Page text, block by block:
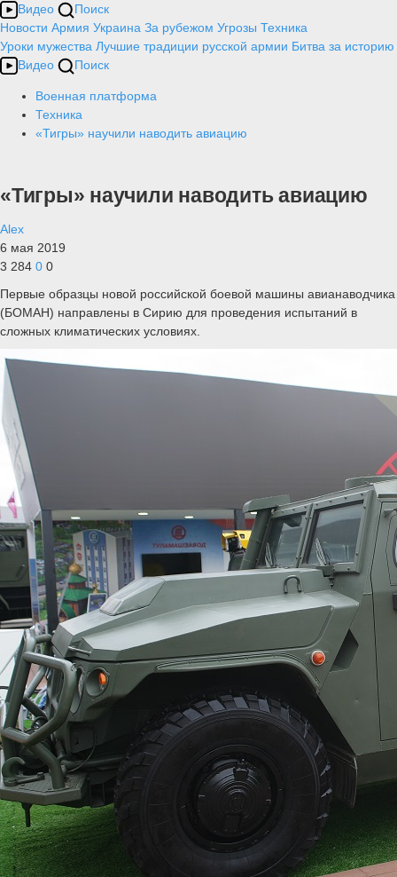
Видео
Поиск
Новости Армия Украина За рубежом Угрозы Техника
Уроки мужества Лучшие традиции русской армии Битва за историю
Видео
Поиск
Военная платформа
Техника
«Тигры» научили наводить авиацию
«Тигры» научили наводить авиацию
Alex
6 мая 2019
3 284 0 0
Первые образцы новой российской боевой машины авианаводчика
(БОМАН) направлены в Сирию для проведения испытаний в
сложных климатических условиях.